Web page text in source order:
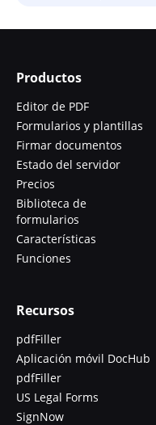
Productos
Editor de PDF
Formularios y plantillas
Firmar documentos
Estado del servidor
Precios
Biblioteca de
formularios
Características
Funciones
Recursos
pdfFiller
Aplicación móvil DocHub
pdfFiller
US Legal Forms
SignNow